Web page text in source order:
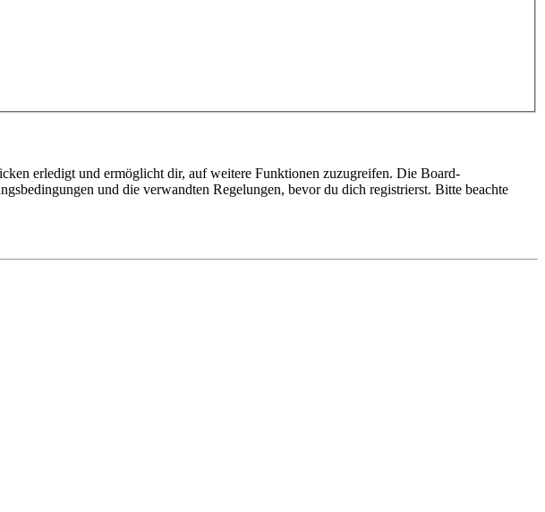
erledigt und ermöglicht dir, auf weitere Funktionen zuzugreifen. Die Board-
und die verwandten Regelungen, bevor du dich registrierst. Bitte beachte